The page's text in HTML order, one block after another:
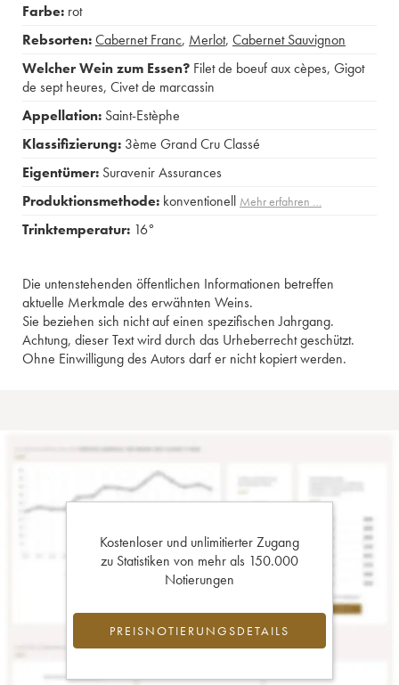
Farbe: rot
Rebsorten:Cabernet Franc, Merlot, Cabernet Sauvignon
Welcher Wein zum Essen? Filet de boeuf aux cèpes, Gigot
de sept heures, Civet de marcassin
Appellation: Saint-Estèphe
Klassifizierung: 3ème Grand Cru Classé
Eigentümer: Suravenir Assurances
Produktionsmethode: konventionell Mehr erfahren …
Trinktemperatur: 16°
Die untenstehenden öffentlichen Informationen betreffen
aktuelle Merkmale des erwähnten Weins.
Sie beziehen sich nicht auf einen spezifischen Jahrgang.
Achtung, dieser Text wird durch das Urheberrecht geschützt.
Ohne Einwilligung des Autors darf er nicht kopiert werden.
Kostenloser und unlimitierter Zugang
zu Statistiken von mehr als 150.000
Notierungen
PREISNOTIERUNGSDETAILS